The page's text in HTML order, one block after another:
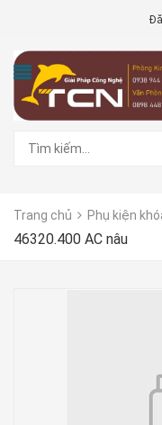
Trang chủ Phụ kiện
46320.400 AC nâu